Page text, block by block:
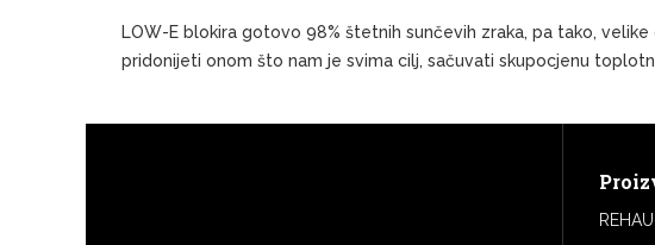
LOW-E blokira gotovo 98% štetnih sunčevih zraka, pa tako,
pridonijeti onom što nam je svima cilj, sačuvati skupocjenu